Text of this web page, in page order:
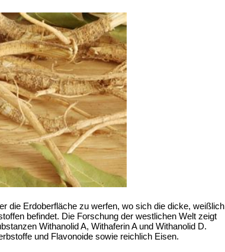
die Erdoberfläche zu werfen, wo sich die dicke, weißlich
befindet. Die Forschung der westlichen Welt zeigt
Withanolid A, Withaferin A und Withanolid D.
und Flavonoide sowie reichlich Eisen.